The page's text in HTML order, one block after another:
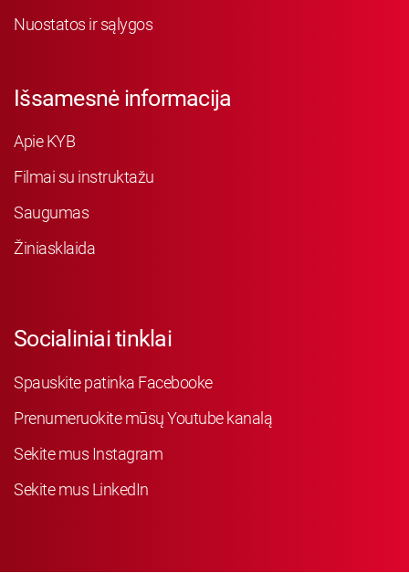
Nuostatos ir sąlygos
Išsamesnė informacija
Apie KYB
Filmai su instruktažu
Saugumas
Žiniasklaida
Socialiniai tinklai
Spauskite patinka Facebooke
Prenumeruokite mūsų Youtube kanalą
Sekite mus Instagram
Sekite mus LinkedIn